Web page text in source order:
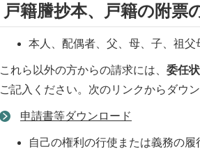
戸籍謄抄本、戸籍の附票
本人、配偶者、父、母、子、祖
これら以外の方からの請求には、 委任
ご記入ください。次のリンクからダウ
申請書等ダウンロード
自己の権利の行使または義務の